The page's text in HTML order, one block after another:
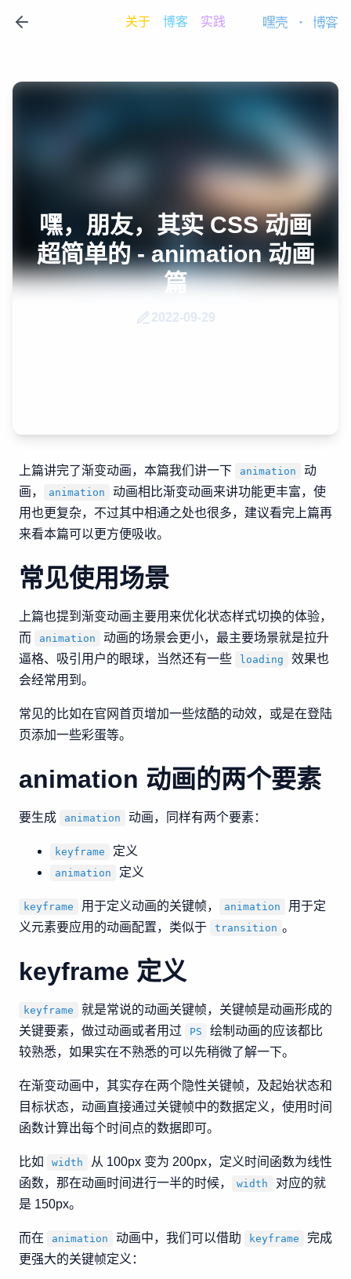
关于 博客 实践 嘿壳 · 博客
嘿，朋友，其实 CSS 动画
超简单的 - animation 动画
篇
2022-09-29
上篇讲完了渐变动画，本篇我们讲一下 animation
动
画，
animation
动画相比渐变动画来讲功能更丰富，使
用也更复杂，不过其中相通之处也很多，建议看完上篇再
来看本篇可以更方便吸收。
常见使用场景
上篇也提到渐变动画主要用来优化状态样式切换的体验，
而
animation
动画的场景会更小，最主要场景就是拉升
逼格、吸引用户的眼球，当然还有一些
loading
效果也
会经常用到。
常见的比如在官网首页增加一些炫酷的动效，或是在登陆
页添加一些彩蛋等。
animation 动画的两个要素
要生成 animation 动画，同样有两个要素：
keyframe 定义
animation 定义
keyframe 用于定义动画的关键帧， animation
用于定
义元素要应用的动画配置，类似于
transition 。
keyframe 定义
keyframe
就是常说的动画关键帧，关键帧是动画形成的
关键要素，做过动画或者用过
PS
绘制动画的应该都比
较熟悉，如果实在不熟悉的可以先稍微了解一下。
在渐变动画中，其实存在两个隐性关键帧，及起始状态和
目标状态，动画直接通过关键帧中的数据定义，使用时间
函数计算出每个时间点的数据即可。
比如 width
从 100px 变为 200px，定义时间函数为线性
函数，那在动画时间进行一半的时候，
width
对应的就
是 150px。
而在 animation 动画中，我们可以借助 keyframe
完成
更强大的关键帧定义：